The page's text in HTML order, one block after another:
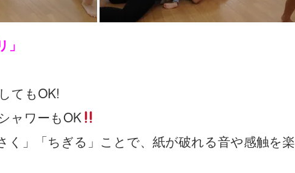
」
てもOK!
ャワーもOK
く」「ちぎる」ことで、紙が破れる音や感触を楽